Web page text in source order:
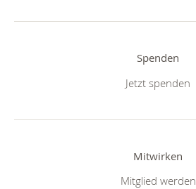
Spenden
Jetzt spenden
Mitwirken
Mitglied werden